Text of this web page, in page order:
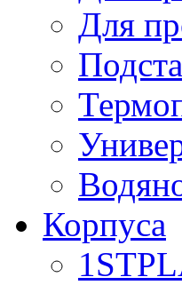
Для
Корпуса